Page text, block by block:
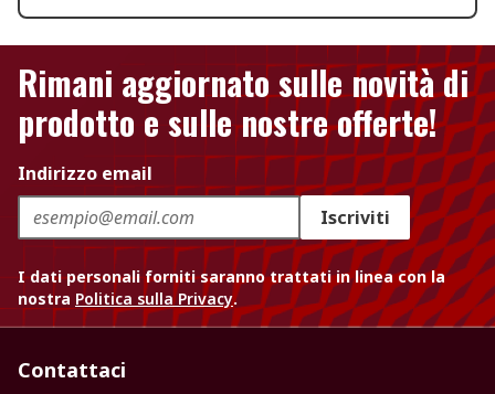
Rimani aggiornato sulle novità di
prodotto e sulle nostre offerte!
Indirizzo email
Iscriviti
I dati personali forniti saranno trattati in linea con la
nostra Politica sulla Privacy.
Contattaci